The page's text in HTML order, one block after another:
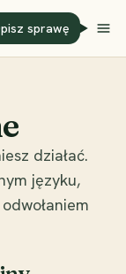
sprawę
działać.
języku,